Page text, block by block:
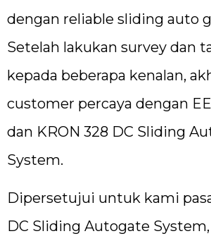
dengan reliable sliding auto
Setelah lakukan survey dan
kepada beberapa kenalan,
customer percaya dengan
dan KRON 328 DC Sliding
System.
Dipersetujui untuk kami
DC Sliding Autogate System,